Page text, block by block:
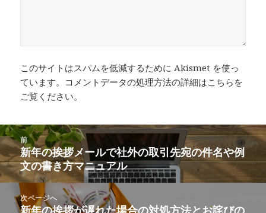
このサイトはスパムを低減するために Akismet を使っ
ています。 コメントデータの処理方法の詳細はこちらを
ご覧ください。
投
稿
ナ
ビ
前
前
の
投
稿:
新年の挨拶メールで社外の取引先宛の件名や例
文の書き方マニュアル
次ページへ
次
新年の挨拶が遅れた場合の対処方法とお詫びの